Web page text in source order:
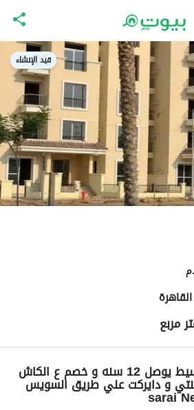
قيد الإنشاء
شقه للبيع بنظام تقسيط يوصل 12 سنه و خصم ع الكاش
و دايركت علي طريق السويس